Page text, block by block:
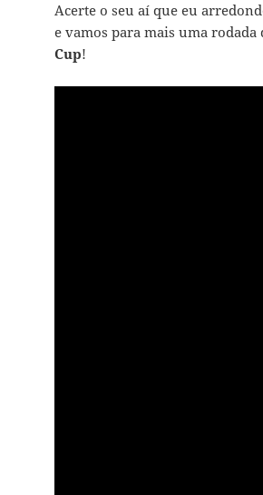
Acerte o seu aí que eu
e vamos para mais uma rodada
Cup!